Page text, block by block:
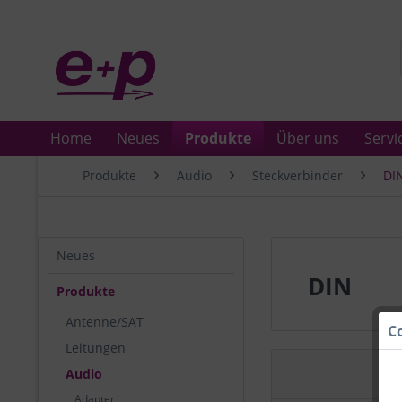
Home Neues Produkte Über uns
Produkte Audio Steckverbinder
Neues
Produkte
Antenne/SAT
Leitungen
Audio
Adapter
DIN